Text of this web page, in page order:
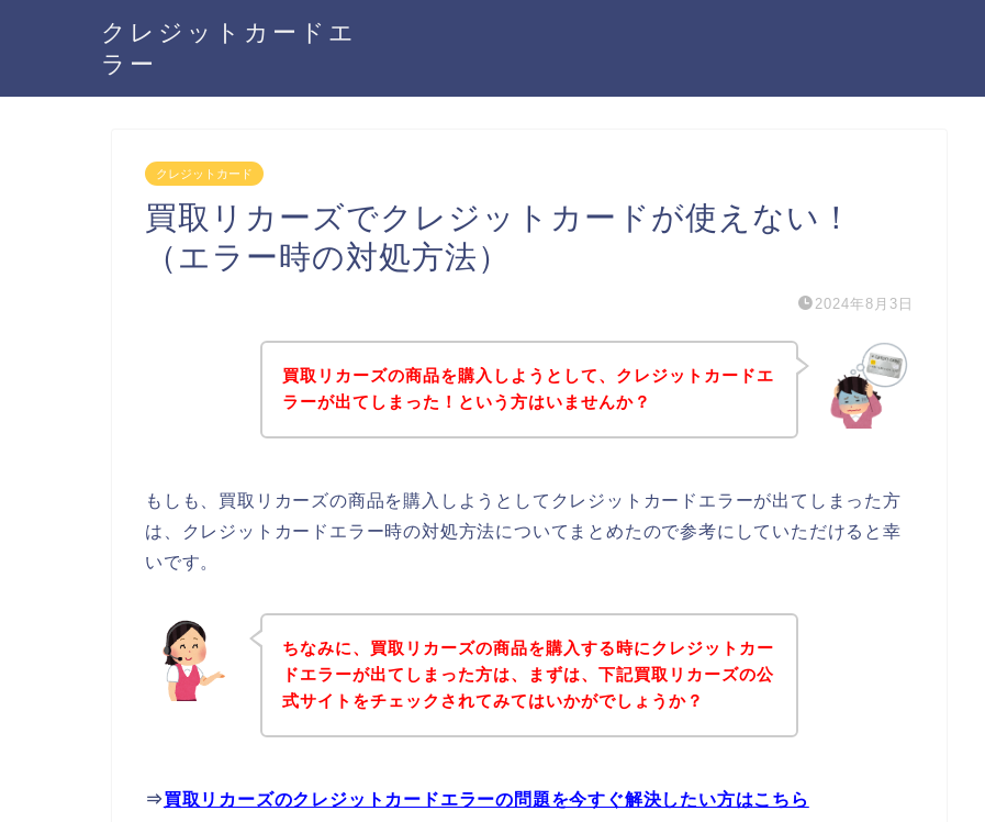
クレジットカードエ
ラー
クレジットカード
買取リカーズでクレジットカードが使えない！
（エラー時の対処方法）
2024年8月3日
買取リカーズの商品を購入しようとして、クレジットカードエ
ラーが出てしまった！という方はいませんか？
もしも、買取リカーズの商品を購入しようとしてクレジットカードエラーが出てしまった方
は、クレジットカードエラー時の対処方法についてまとめたので参考にしていただけると幸
いです。
ちなみに、買取リカーズの商品を購入する時にクレジットカー
ドエラーが出てしまった方は、まずは、下記買取リカーズの公
式サイトをチェックされてみてはいかがでしょうか？
⇒買取リカーズのクレジットカードエラーの問題を今すぐ解決したい方はこちら